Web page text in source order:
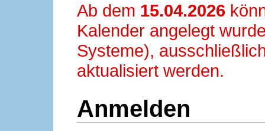
Ab dem 15.04.2026
Kalender angelegt
Systeme),
aktualisiert werden.
Anmelden